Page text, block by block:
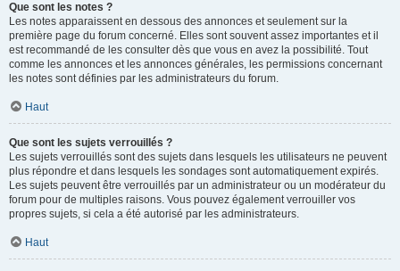
Que sont les notes ?
Les notes apparaissent en dessous des annonces et seulement sur la
première page du forum concerné. Elles sont souvent assez importantes et il
est recommandé de les consulter dès que vous en avez la possibilité. Tout
comme les annonces et les annonces générales, les permissions concernant
les notes sont définies par les administrateurs du forum.
Haut
Que sont les sujets verrouillés ?
Les sujets verrouillés sont des sujets dans lesquels les utilisateurs ne peuvent
plus répondre et dans lesquels les sondages sont automatiquement expirés.
Les sujets peuvent être verrouillés par un administrateur ou un modérateur du
forum pour de multiples raisons. Vous pouvez également verrouiller vos
propres sujets, si cela a été autorisé par les administrateurs.
Haut